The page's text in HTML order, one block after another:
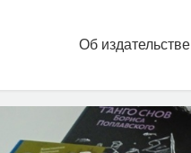
Об издательстве
ВЕСНА"!